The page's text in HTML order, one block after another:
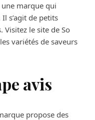
marque qui
Il s’agit de petits
Visitez le site de So
variétés de saveurs
avis
propose des